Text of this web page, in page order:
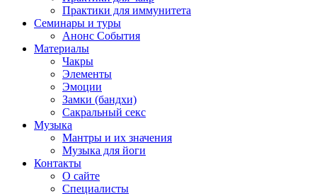
Практики для иммунитета
Семинары и туры
Анонс События
Материалы
Чакры
Элементы
Эмоции
Замки (бандхи)
Сакральный секс
Музыка
Мантры и их значения
Музыка для йоги
Контакты
О сайте
Специалисты